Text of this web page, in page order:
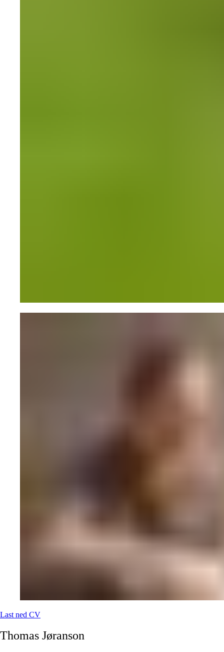
Last ned CV
Thomas Jøranson